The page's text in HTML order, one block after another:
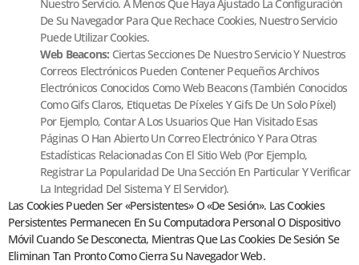
Nuestro Servicio. A Menos Que Haya Ajustado La Configuración
De Su Navegador Para Que Rechace Cookies, Nuestro Servicio
Puede Utilizar Cookies.
Web Beacons: Ciertas Secciones De Nuestro Servicio Y Nuestros
Correos Electrónicos Pueden Contener Pequeños Archivos
Electrónicos Conocidos Como Web Beacons (también Conocidos
Como Gifs Claros, Etiquetas De Píxeles Y Gifs De Un Solo Píxel)
Por Ejemplo, Contar A Los Usuarios Que Han Visitado Esas
Páginas O Han Abierto Un Correo Electrónico Y Para Otras
Estadísticas Relacionadas Con El Sitio Web (por Ejemplo,
Registrar La Popularidad De Una Sección En Particular Y Verificar
La Integridad Del Sistema Y El Servidor).
Las Cookies Pueden Ser «Persistentes» O «de Sesión». Las Cookies
Persistentes Permanecen En Su Computadora Personal O Dispositivo
Móvil Cuando Se Desconecta, Mientras Que Las Cookies De Sesión Se
Eliminan Tan Pronto Como Cierra Su Navegador Web.